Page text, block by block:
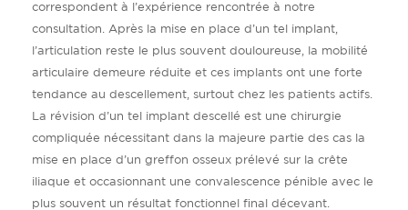
correspondent à l’expérience rencontrée à notre
consultation. Après la mise en place d’un tel implant,
l’articulation reste le plus souvent douloureuse, la mobilité
articulaire demeure réduite et ces implants ont une forte
tendance au descellement, surtout chez les patients actifs.
La révision d’un tel implant descellé est une chirurgie
compliquée nécessitant dans la majeure partie des cas la
mise en place d’un greffon osseux prélevé sur la crête
iliaque et occasionnant une convalescence pénible avec le
plus souvent un résultat fonctionnel final décevant.